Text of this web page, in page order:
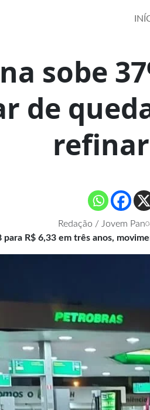
sobe
de
Redação / Jovem Pan
para R$ 6,33 em três anos,